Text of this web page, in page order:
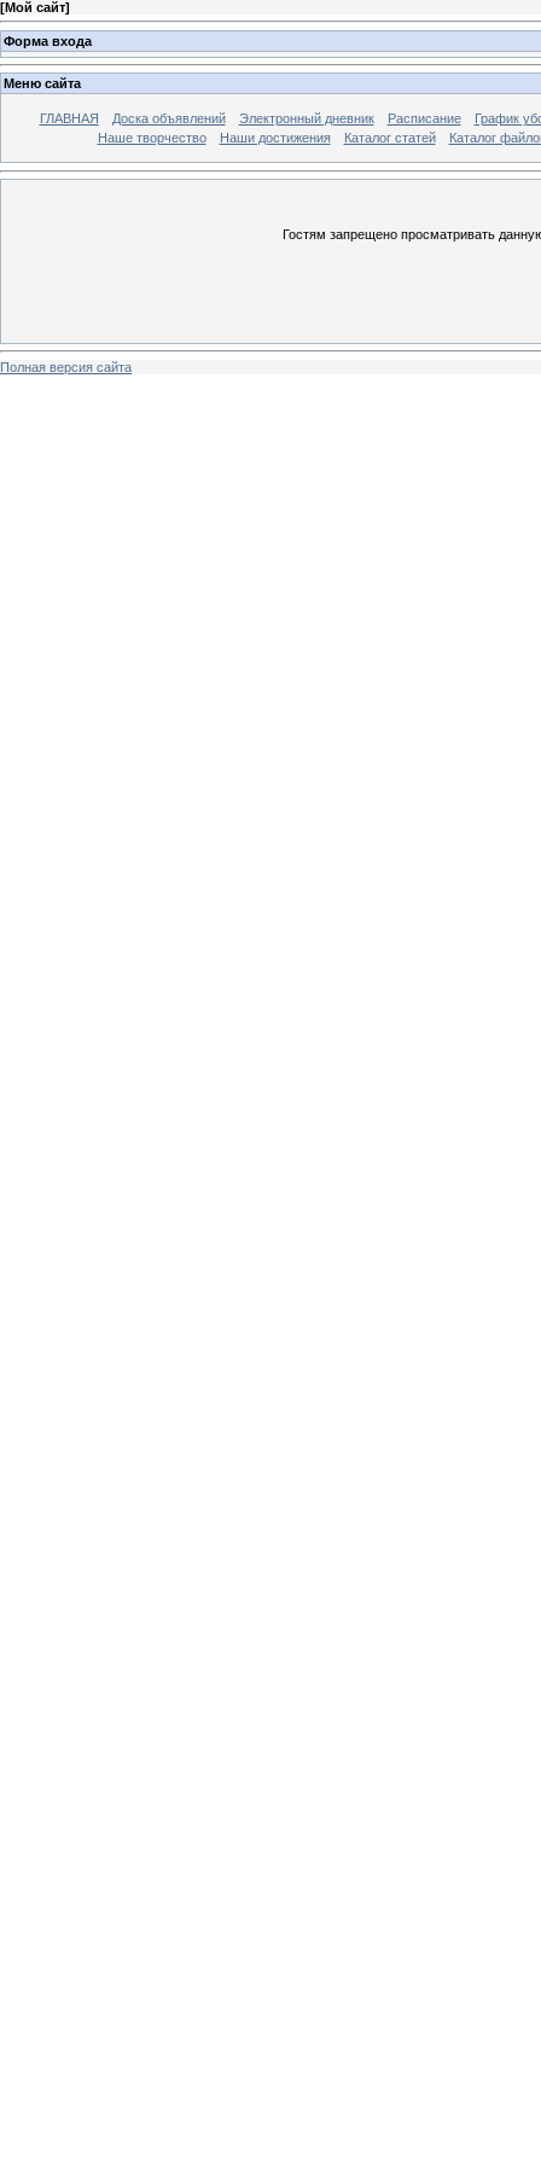
[Мой сайт]
Форма входа
Меню сайта
ГЛАВНАЯ Доска объявлений Электронный дневник Расписание
График
Наше творчество
Наши достижения Каталог статей Каталог
Гостям запрещено просматривать
Полная версия сайта